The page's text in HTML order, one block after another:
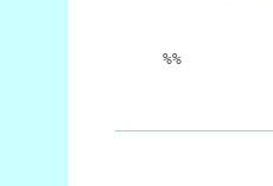
%%